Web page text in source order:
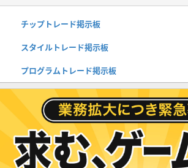
チップトレード掲示板
スタイルトレード掲示板
プログラムトレード掲示板